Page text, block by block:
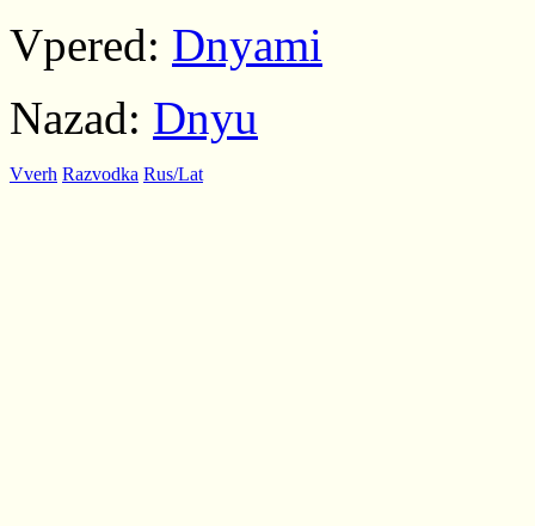
Vpered: Dnyami
Nazad: Dnyu
Vverh Razvodka Rus/Lat